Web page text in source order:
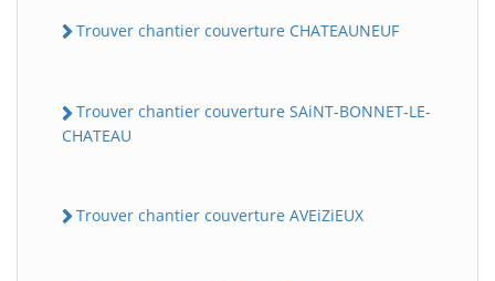
Trouver chantier couverture CHATEAUNEUF
Trouver chantier couverture SAiNT-BONNET-LE-
CHATEAU
Trouver chantier couverture AVEiZiEUX